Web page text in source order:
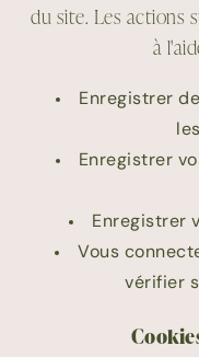
du site. Les actions
à
Enregistrer
Enregistrer
Enregistrer
Vous
vérifier